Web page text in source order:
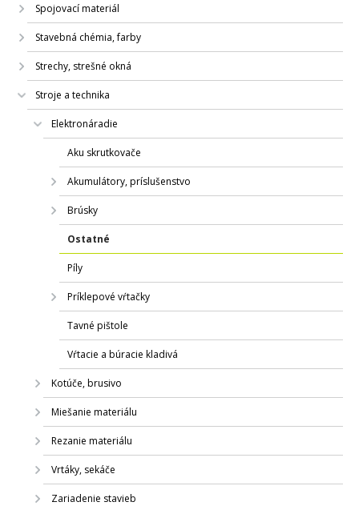
Spojovací materiál
Stavebná chémia, farby
Strechy, strešné okná
Stroje a technika
Elektronáradie
Aku skrutkovače
Akumulátory, príslušenstvo
Brúsky
Ostatné
Píly
Príklepové vŕtačky
Tavné pištole
Vŕtacie a búracie kladivá
Kotúče, brusivo
Miešanie materiálu
Rezanie materiálu
Vrtáky, sekáče
Zariadenie stavieb